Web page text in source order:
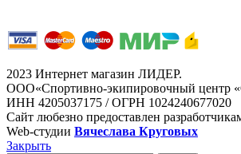
2023 Интернет магазин ЛИДЕР.
ООО«Спортивно-экипировочный центр
ИНН 4205037175 / ОГРН 1024240677020
Сайт любезно предоставлен
Web-студии Вячеслава Круговых
Закрыть